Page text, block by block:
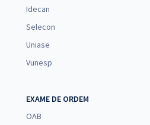
Idecan
Selecon
Uniase
Vunesp
EXAME DE ORDEM
OAB